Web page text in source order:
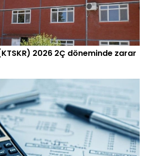
2026 2Ç döneminde zarar